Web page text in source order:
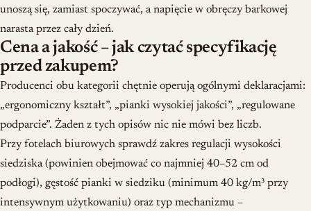
unoszą się, zamiast spoczywać, a napięcie w obręczy barkowej
narasta przez cały dzień.
Cena a jakość – jak czytać specyfikację
przed zakupem?
Producenci obu kategorii chętnie operują ogólnymi deklaracjami:
„ergonomiczny kształt”, „pianki wysokiej jakości”, „regulowane
podparcie”. Żaden z tych opisów nic nie mówi bez liczb.
Przy fotelach biurowych sprawdź zakres regulacji wysokości
siedziska (powinien obejmować co najmniej 40–52 cm od
podłogi), gęstość pianki w siedziku (minimum 40 kg/m³ przy
intensywnym użytkowaniu) oraz typ mechanizmu –